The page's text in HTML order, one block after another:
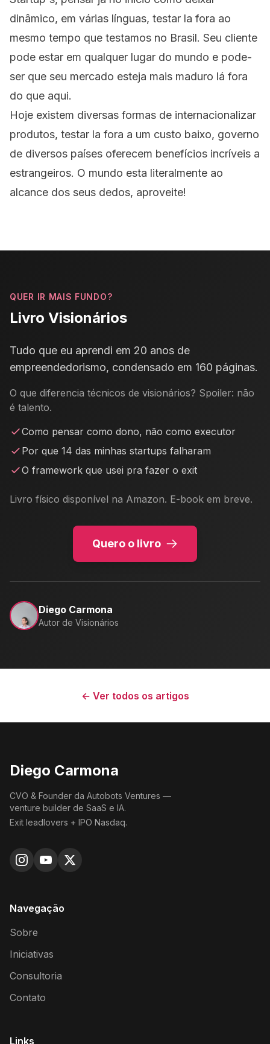
dinâmico, em várias línguas, testar la fora ao
mesmo tempo que testamos no Brasil. Seu cliente
pode estar em qualquer lugar do mundo e pode-
ser que seu mercado esteja mais maduro lá fora
do que aqui.
Hoje existem diversas formas de internacionalizar
produtos, testar la fora a um custo baixo, governo
de diversos países oferecem benefícios incríveis a
estrangeiros. O mundo esta literalmente ao
alcance dos seus dedos, aproveite!
QUER IR MAIS FUNDO?
Livro Visionários
Tudo que eu aprendi em 20 anos de
empreendedorismo, condensado em 160 páginas.
O que diferencia técnicos de visionários? Spoiler: não
é talento.
Como pensar como dono, não como executor
Por que 14 das minhas startups falharam
O framework que usei pra fazer o exit
Livro físico disponível na Amazon. E-book em breve.
Quero o livro
Diego Carmona
Autor de Visionários
← Ver todos os artigos
Diego Carmona
CVO & Founder da Autobots Ventures —
venture builder de SaaS e IA.
Exit leadlovers + IPO Nasdaq.
Navegação
Sobre
Iniciativas
Consultoria
Contato
Links